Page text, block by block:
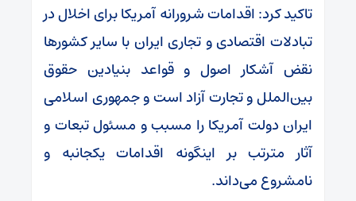
تاکید کرد: اقدامات شرورانه آمریکا برای اخلال در
تبادلات اقتصادی و تجاری ایران با سایر کشورها
نقض آشکار اصول و قواعد بنیادین حقوق
بین‌الملل و تجارت آزاد است و جمهوری اسلامی
ایران دولت آمریکا را مسبب و مسئول تبعات و
آثار مترتب بر اینگونه اقدامات یکجانبه و
نامشروع می‌داند.